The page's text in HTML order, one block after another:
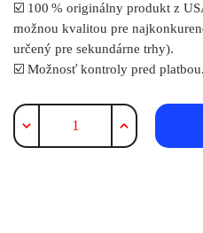
☑️ 100 % originálny produkt z
možnou kvalitou pre
určený pre sekundárne trhy).
☑️ Možnosť kontroly pred platbou.
množstvo
Kirkland